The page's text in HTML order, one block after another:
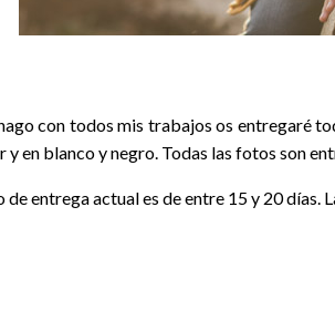
con todos mis trabajos os entregaré
y en blanco y negro. Todas las fotos son
de entrega actual es de entre 15 y 20 días.